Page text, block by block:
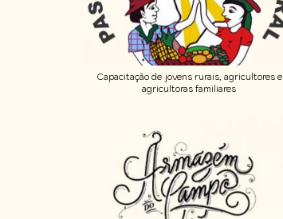
Capacitação de jovens rurais, agricultores e
agricultoras familiares